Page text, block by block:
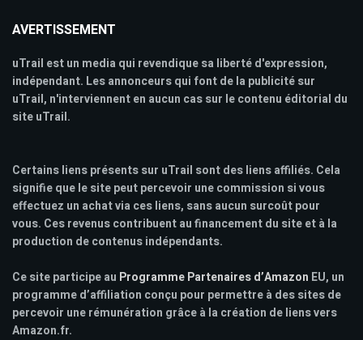
AVERTISSEMENT
uTrail est un media qui revendique sa liberté d'expression,
indépendant. Les annonceurs qui font de la publicité sur
uTrail, n'interviennent en aucun cas sur le contenu éditorial du
site uTrail.
Certains liens présents sur uTrail sont des liens affiliés. Cela
signifie que le site peut percevoir une commission si vous
effectuez un achat via ces liens, sans aucun surcoût pour
vous. Ces revenus contribuent au financement du site et à la
production de contenus indépendants.
Ce site participe au Programme Partenaires d’Amazon EU, un
programme d’affiliation conçu pour permettre à des sites de
percevoir une rémunération grâce à la création de liens vers
Amazon.fr.